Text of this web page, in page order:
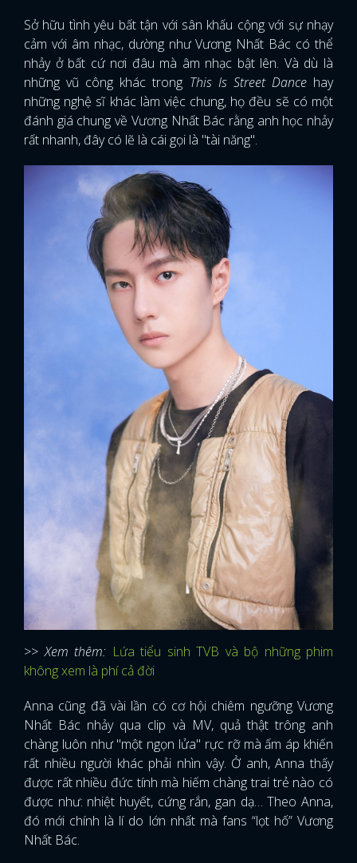
Sở hữu tình yêu bất tận với sân khấu cộng với sự nhạy
cảm với âm nhạc, dường như Vương Nhất Bác có thể
nhảy ở bất cứ nơi đâu mà âm nhạc bật lên. Và dù là
những vũ công khác trong This Is Street Dancehay
những nghệ sĩ khác làm việc chung, họ đều sẽ có một
đánh giá chung về Vương Nhất Bác rằng anh học nhảy
rất nhanh, đây có lẽ là cái gọi là "tài năng".
>> Xem thêm: Lứa tiểu sinh TVB và bộ những phim
không xem là phí cả đời
Anna cũng đã vài lần có cơ hội chiêm ngưỡng Vương
Nhất Bác nhảy qua clip và MV, quả thật trông anh
chàng luôn như "một ngọn lửa" rực rỡ mà ấm áp khiến
rất nhiều người khác phải nhìn vậy. Ở anh, Anna thấy
được rất nhiều đức tính mà hiếm chàng trai trẻ nào có
được như: nhiệt huyết, cứng rắn, gan dạ… Theo Anna,
đó mới chính là lí do lớn nhất mà fans “lọt hố” Vương
Nhất Bác.